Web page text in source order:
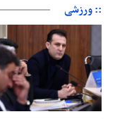
:: ورزشی